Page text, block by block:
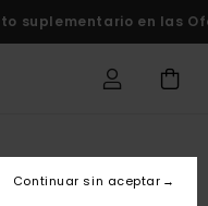
suplementario en las
Continuar sin aceptar